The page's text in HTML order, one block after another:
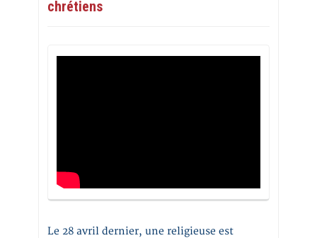
chrétiens
Le 28 avril dernier, une religieuse est